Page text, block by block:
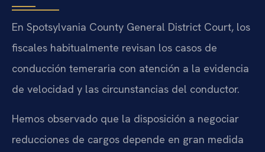
En Spotsylvania County General District Court, los
fiscales habitualmente revisan los casos de
conducción temeraria con atención a la evidencia
de velocidad y las circunstancias del conductor.
Hemos observado que la disposición a negociar
reducciones de cargos depende en gran medida